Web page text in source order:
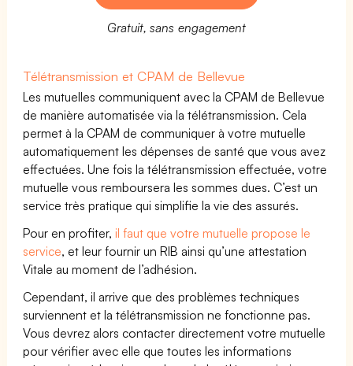
Gratuit, sans engagement
Télétransmission et CPAM de Bellevue
Les mutuelles communiquent avec la CPAM de Bellevue
de manière automatisée via la télétransmission. Cela
permet à la CPAM de communiquer à votre mutuelle
automatiquement les dépenses de santé que vous avez
effectuées. Une fois la télétransmission effectuée, votre
mutuelle vous remboursera les sommes dues. C’est un
service très pratique qui simplifie la vie des assurés.
Pour en profiter,il faut que votre mutuelle propose le
service, et leur fournir un RIB ainsi qu’une attestation
Vitale au moment de l’adhésion.
Cependant, il arrive que des problèmes techniques
surviennent et la télétransmission ne fonctionne pas.
Vous devrez alors contacter directement votre mutuelle
pour vérifier avec elle que toutes les informations